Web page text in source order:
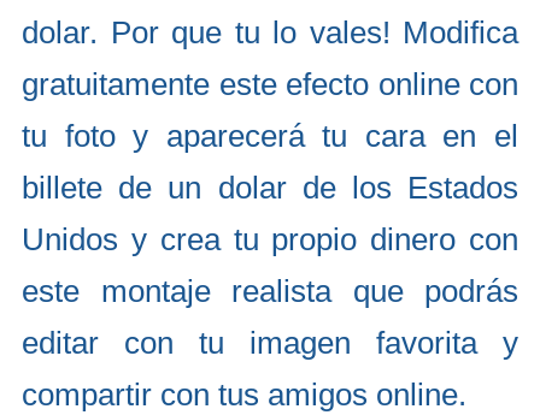
dolar. Por que tu lo vales! Modifica
gratuitamente este efecto online con
tu foto y aparecerá tu cara en el
billete de un dolar de los Estados
Unidos y crea tu propio dinero con
este montaje realista que podrás
editar con tu imagen favorita y
compartir con tus amigos online.